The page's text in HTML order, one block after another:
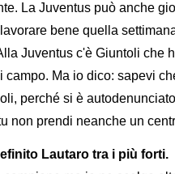
La Juventus può anche
bene quella
Juventus c'è Giuntoli che
campo. Ma io dico: sapevi
perché si è
non prendi neanche un
Lautaro tra i più forti.